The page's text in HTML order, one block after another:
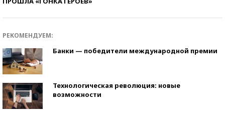
РЕКОМЕНДУЕМ:
Банки — победители международной премии
Технологическая революция: новые
возможности